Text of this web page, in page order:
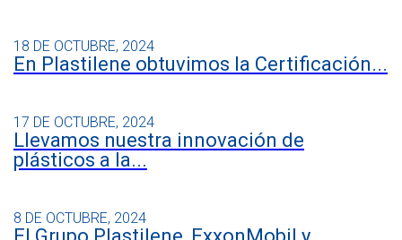
18 DE OCTUBRE, 2024
En Plastilene obtuvimos la Certificación...
17 DE OCTUBRE, 2024
Llevamos nuestra innovación de
plásticos a la...
8 DE OCTUBRE, 2024